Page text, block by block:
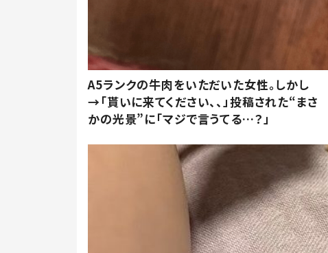
A5ランクの牛肉をいただいた女性。しかし
→「貰いに来てください、、」投稿された“まさ
かの光景”に「マジで言うてる…？」